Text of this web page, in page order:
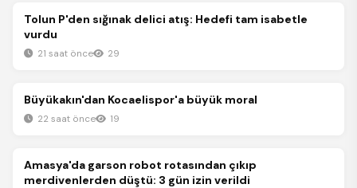
Spor
Tolun P'den sığınak delici atış: Hedefi tam isabetle
vurdu
21 saat önce 29
Spor
Büyükakın'dan Kocaelispor'a büyük moral
22 saat önce 19
Spor
Amasya'da garson robot rotasından çıkıp
merdivenlerden düştü: 3 gün izin verildi